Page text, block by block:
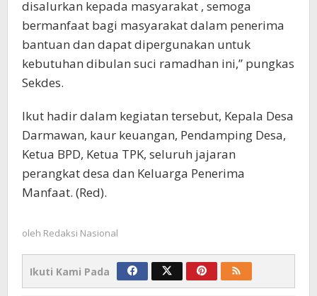
disalurkan kepada masyarakat , semoga
bermanfaat bagi masyarakat dalam penerima
bantuan dan dapat dipergunakan untuk
kebutuhan dibulan suci ramadhan ini,” pungkas
Sekdes.
Ikut hadir dalam kegiatan tersebut, Kepala Desa
Darmawan, kaur keuangan, Pendamping Desa,
Ketua BPD, Ketua TPK, seluruh jajaran
perangkat desa dan Keluarga Penerima
Manfaat. (Red).
oleh Redaksi Nasional
Ikuti Kami Pada